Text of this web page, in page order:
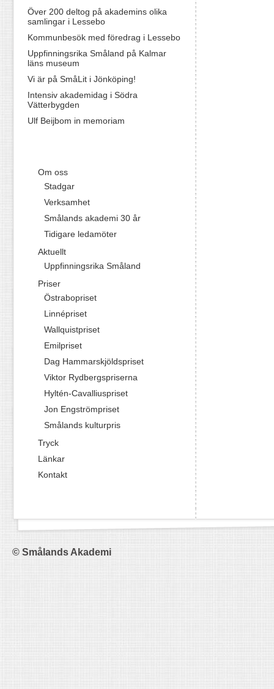
Över 200 deltog på akademins olika
samlingar i Lessebo
Kommunbesök med föredrag i Lessebo
Uppfinningsrika Småland på Kalmar
läns museum
Vi är på SmåLit i Jönköping!
Intensiv akademidag i Södra
Vätterbygden
Ulf Beijbom in memoriam
Om oss
Stadgar
Verksamhet
Smålands akademi 30 år
Tidigare ledamöter
Aktuellt
Uppfinningsrika Småland
Priser
Östrabopriset
Linnépriset
Wallquistpriset
Emilpriset
Dag Hammarskjöldspriset
Viktor Rydbergspriserna
Hyltén-Cavalliuspriset
Jon Engströmpriset
Smålands kulturpris
Tryck
Länkar
Kontakt
© Smålands Akademi